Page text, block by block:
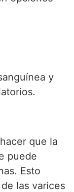
y
que la
puede
Esto
las varices